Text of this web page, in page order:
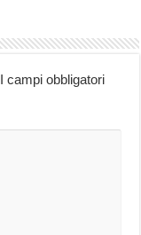
I campi obbligatori